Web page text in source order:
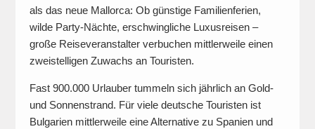
als das neue Mallorca: Ob günstige Familienferien,
wilde Party-Nächte, erschwingliche Luxusreisen –
große Reiseveranstalter verbuchen mittlerweile einen
zweistelligen Zuwachs an Touristen.
Fast 900.000 Urlauber tummeln sich jährlich an Gold-
und Sonnenstrand. Für viele deutsche Touristen ist
Bulgarien mittlerweile eine Alternative zu Spanien und